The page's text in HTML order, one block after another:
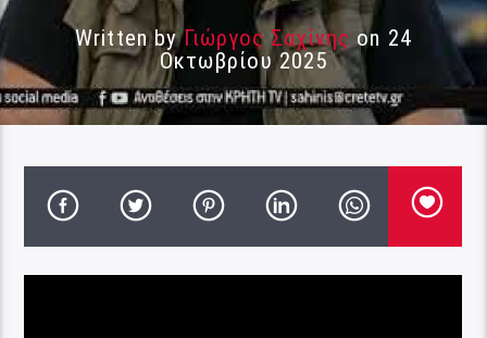
Written byΓιώργος Σαχίνης on 24
Οκτωβρίου 2025